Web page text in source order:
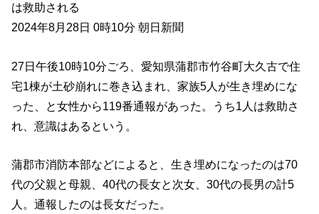
は救助される
2024年8月28日 0時10分 朝日新聞
27日午後10時10分ごろ、愛知県蒲郡市竹谷町大久古で住
宅1棟が土砂崩れに巻き込まれ、家族5人が生き埋めにな
った、と女性から119番通報があった。うち1人は救助さ
れ、意識はあるという。
蒲郡市消防本部などによると、生き埋めになったのは70
代の父親と母親、40代の長女と次女、30代の長男の計5
人。通報したのは長女だった。